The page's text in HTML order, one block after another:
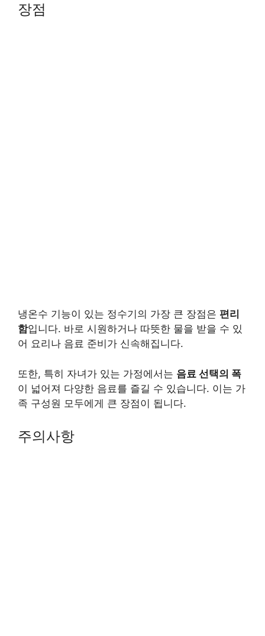
장점
냉온수 기능이 있는 정수기의 가장 큰 장점은 편리
함입니다. 바로 시원하거나 따뜻한 물을 받을 수 있
어 요리나 음료 준비가 신속해집니다.
또한, 특히 자녀가 있는 가정에서는 음료 선택의 폭
이 넓어져 다양한 음료를 즐길 수 있습니다. 이는 가
족 구성원 모두에게 큰 장점이 됩니다.
주의사항